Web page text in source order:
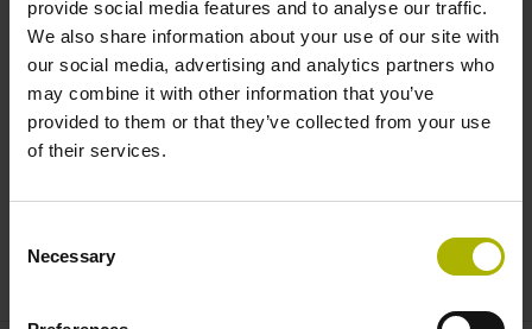
provide social media features and to analyse our traffic.
We also share information about your use of our site with
our social media, advertising and analytics partners who
may combine it with other information that you’ve
provided to them or that they’ve collected from your use
of their services.
Selection
Necessary